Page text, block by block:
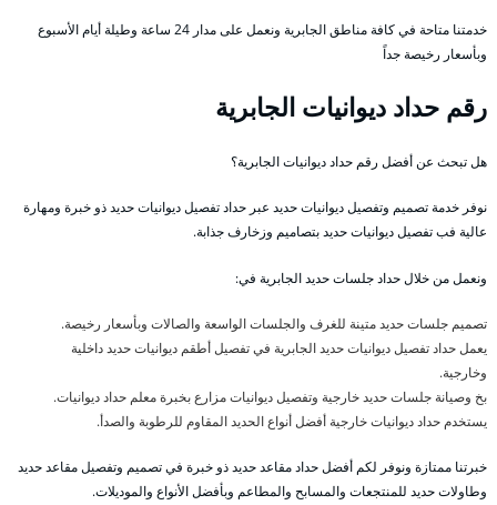
خدمتنا متاحة في كافة مناطق الجابرية ونعمل على مدار 24 ساعة وطيلة أيام الأسبوع
وبأسعار رخيصة جداً
رقم حداد ديوانيات الجابرية
هل تبحث عن أفضل رقم حداد ديوانيات الجابرية؟
نوفر خدمة تصميم وتفصيل ديوانيات حديد عبر حداد تفصيل ديوانيات حديد ذو خبرة ومهارة
عالية فب تفصيل ديوانيات حديد بتصاميم وزخارف جذابة.
ونعمل من خلال حداد جلسات حديد الجابرية في:
تصميم جلسات حديد متينة للغرف والجلسات الواسعة والصالات وبأسعار رخيصة.
يعمل حداد تفصيل ديوانيات حديد الجابرية في تفصيل أطقم ديوانيات حديد داخلية
وخارجية.
بخ وصيانة جلسات حديد خارجية وتفصيل ديوانيات مزارع بخبرة معلم حداد ديوانيات.
يستخدم حداد ديوانيات خارجية أفضل أنواع الحديد المقاوم للرطوبة والصدأ.
خبرتنا ممتازة ونوفر لكم أفضل حداد مقاعد حديد ذو خبرة في تصميم وتفصيل مقاعد حديد
وطاولات حديد للمنتجعات والمسابح والمطاعم وبأفضل الأنواع والموديلات.